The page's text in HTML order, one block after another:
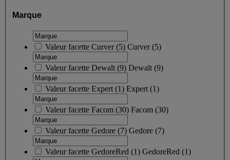
Marque
Valeur facette Curver(5) Curver(5)
Valeur facette Dewalt (9) Dewalt (9)
Valeur facette Expert (1) Expert (1)
Valeur facette Facom (30) Facom (30)
Valeur facette Gedore (7) Gedore (7)
Valeur facette GedoreRed (1) GedoreRed (1)